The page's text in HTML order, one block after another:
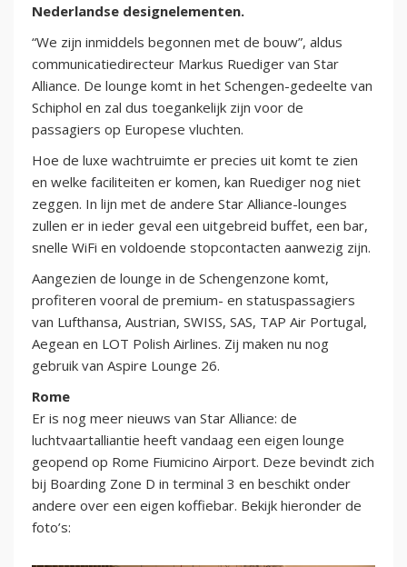
Nederlandse designelementen.
“We zijn inmiddels begonnen met de bouw”, aldus
communicatiedirecteur Markus Ruediger van Star
Alliance. De lounge komt in het Schengen-gedeelte van
Schiphol en zal dus toegankelijk zijn voor de
passagiers op Europese vluchten.
Hoe de luxe wachtruimte er precies uit komt te zien
en welke faciliteiten er komen, kan Ruediger nog niet
zeggen. In lijn met de andere Star Alliance-lounges
zullen er in ieder geval een uitgebreid buffet, een bar,
snelle WiFi en voldoende stopcontacten aanwezig zijn.
Aangezien de lounge in de Schengenzone komt,
profiteren vooral de premium- en statuspassagiers
van Lufthansa, Austrian, SWISS, SAS, TAP Air Portugal,
Aegean en LOT Polish Airlines. Zij maken nu nog
gebruik van Aspire Lounge 26.
Rome
Er is nog meer nieuws van Star Alliance: de
luchtvaartalliantie heeft vandaag een eigen lounge
geopend op Rome Fiumicino Airport. Deze bevindt zich
bij Boarding Zone D in terminal 3 en beschikt onder
andere over een eigen koffiebar. Bekijk hieronder de
foto’s: